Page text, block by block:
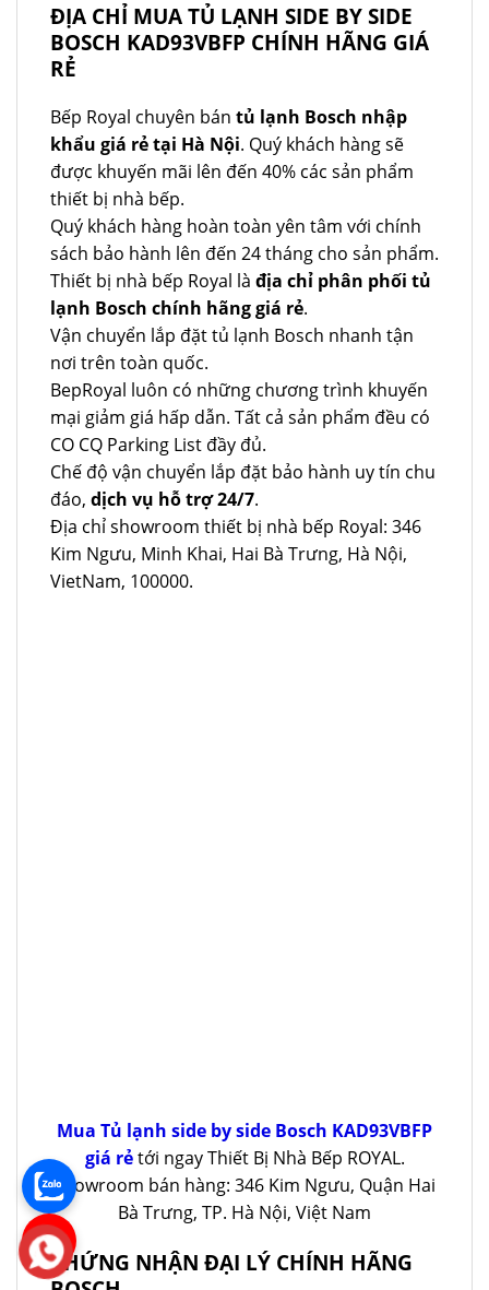
ĐỊA CHỈ MUA TỦ LẠNH SIDE BY SIDE
BOSCH KAD93VBFP CHÍNH HÃNG GIÁ
RẺ
Bếp Royal chuyên bán tủ lạnh Bosch nhập
khẩu giá rẻ tại Hà Nội. Quý khách hàng sẽ
được khuyến mãi lên đến 40% các sản phẩm
thiết bị nhà bếp.
Quý khách hàng hoàn toàn yên tâm với chính
sách bảo hành lên đến 24 tháng cho sản phẩm.
Thiết bị nhà bếp Royal là địa chỉ phân phối tủ
lạnh Bosch chính hãng giá rẻ.
Vận chuyển lắp đặt tủ lạnh Bosch nhanh tận
nơi trên toàn quốc.
BepRoyal luôn có những chương trình khuyến
mại giảm giá hấp dẫn. Tất cả sản phẩm đều có
CO CQ Parking List đầy đủ.
Chế độ vận chuyển lắp đặt bảo hành uy tín chu
đáo, dịch vụ hỗ trợ 24/7.
Địa chỉ showroom thiết bị nhà bếp Royal: 346
Kim Ngưu, Minh Khai, Hai Bà Trưng, Hà Nội,
VietNam, 100000.
Mua Tủ lạnh side by side Bosch KAD93VBFP
giá rẻtới ngay Thiết Bị Nhà Bếp ROYAL.
Showroom bán hàng: 346 Kim Ngưu, Quận Hai
Bà Trưng, TP. Hà Nội, Việt Nam
CHỨNG NHẬN ĐẠI LÝ CHÍNH HÃNG